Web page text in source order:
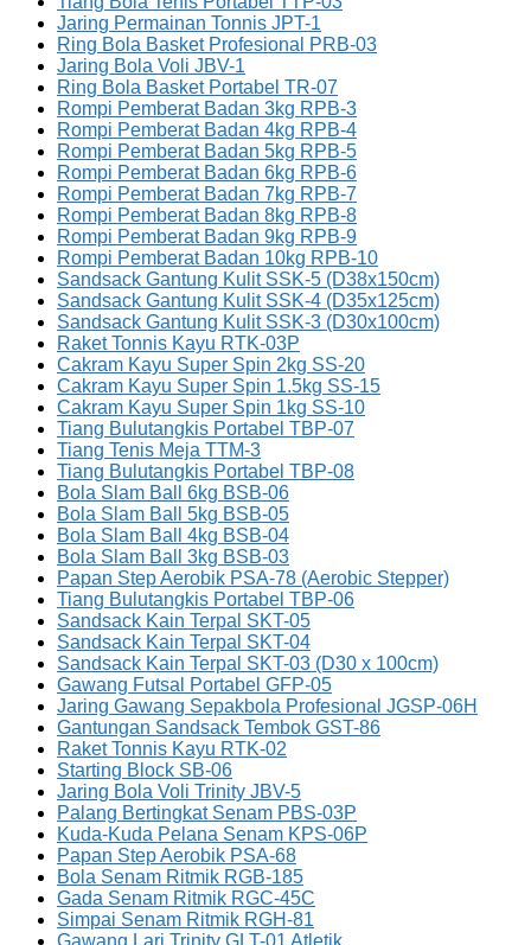
Jaring Permainan Tonnis JPT-1
Ring Bola Basket Profesional PRB-03
Jaring Bola Voli JBV-1
Ring Bola Basket Portabel TR-07
Rompi Pemberat Badan 3kg RPB-3
Rompi Pemberat Badan 4kg RPB-4
Rompi Pemberat Badan 5kg RPB-5
Rompi Pemberat Badan 6kg RPB-6
Rompi Pemberat Badan 7kg RPB-7
Rompi Pemberat Badan 8kg RPB-8
Rompi Pemberat Badan 9kg RPB-9
Rompi Pemberat Badan 10kg RPB-10
Sandsack Gantung Kulit SSK-5 (D38x150cm)
Sandsack Gantung Kulit SSK-4 (D35x125cm)
Sandsack Gantung Kulit SSK-3 (D30x100cm)
Raket Tonnis Kayu RTK-03P
Cakram Kayu Super Spin 2kg SS-20
Cakram Kayu Super Spin 1.5kg SS-15
Cakram Kayu Super Spin 1kg SS-10
Tiang Bulutangkis Portabel TBP-07
Tiang Tenis Meja TTM-3
Tiang Bulutangkis Portabel TBP-08
Bola Slam Ball 6kg BSB-06
Bola Slam Ball 5kg BSB-05
Bola Slam Ball 4kg BSB-04
Bola Slam Ball 3kg BSB-03
Papan Step Aerobik PSA-78 (Aerobic Stepper)
Tiang Bulutangkis Portabel TBP-06
Sandsack Kain Terpal SKT-05
Sandsack Kain Terpal SKT-04
Sandsack Kain Terpal SKT-03 (D30 x 100cm)
Gawang Futsal Portabel GFP-05
Jaring Gawang Sepakbola Profesional JGSP-06H
Gantungan Sandsack Tembok GST-86
Raket Tonnis Kayu RTK-02
Starting Block SB-06
Jaring Bola Voli Trinity JBV-5
Palang Bertingkat Senam PBS-03P
Kuda-Kuda Pelana Senam KPS-06P
Papan Step Aerobik PSA-68
Bola Senam Ritmik RGB-185
Gada Senam Ritmik RGC-45C
Simpai Senam Ritmik RGH-81